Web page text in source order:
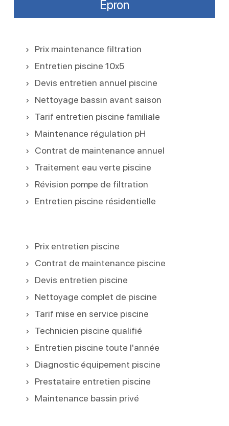
Épron
Prix maintenance filtration
Entretien piscine 10x5
Devis entretien annuel piscine
Nettoyage bassin avant saison
Tarif entretien piscine familiale
Maintenance régulation pH
Contrat de maintenance annuel
Traitement eau verte piscine
Révision pompe de filtration
Entretien piscine résidentielle
Prix entretien piscine
Contrat de maintenance piscine
Devis entretien piscine
Nettoyage complet de piscine
Tarif mise en service piscine
Technicien piscine qualifié
Entretien piscine toute l'année
Diagnostic équipement piscine
Prestataire entretien piscine
Maintenance bassin privé